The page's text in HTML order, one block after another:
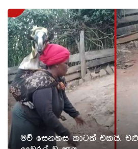
මව් සෙනහස කාටත් එකයි.